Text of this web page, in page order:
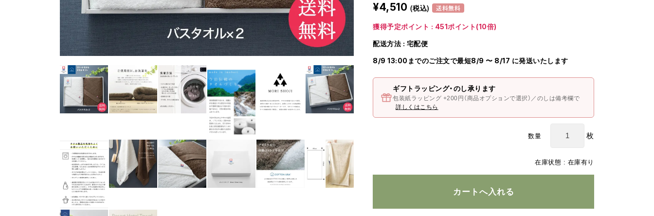
在庫状態 : 在庫有り
¥4,510 (税込) 送料無料
獲得予定ポイント : 451ポイント(10倍)
配送方法 : 宅配便
8/9 13:00までのご注文で最短8/9 〜 8/17 に発送いたします
ギフトラッピング・のし承ります
包装紙ラッピング +200円（商品オプションで選択）／のしは備考欄で
詳しくはこちら
数量 枚